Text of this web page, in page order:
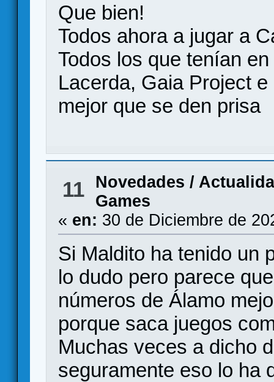
Que bien!
Todos ahora a jugar a
Todos los que tenían
Lacerda, Gaia Project
mejor que se den prisa
11
Novedades /
Games
« en: 30 de Diciembre de
Si Maldito ha tenido un
lo dudo pero parece
números de Álamo
porque saca juegos
Muchas veces a dicho
seguramente eso lo ha